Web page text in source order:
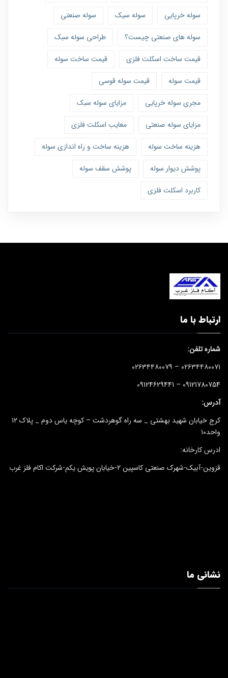
سوله خرپایی
سوله سیک
سوله صنعتی
سوله های صنعتی چیست؟
طراحی سوله سبک
قیمت ساخت اسکلت فلزی
قیمت ساخت سوله
قیمت سوله
قیمت سوله قوسی
مجری سوله خرپایی
مزایای سوله سبک
مزایای سوله صنعتی
معایب اسکلت فلزی
هزینه ساخت سوله
هزینه ساخت و راه اندازی سوله
پوشش دیوار سوله
پوشش سقف سوله
کاربرد اسکلت فلزی
ارتباط با ما
شماره تلفن:
۰۲۶۳۴۴۸۰۰۷۱ – ۰۲۶۳۴۴۸۰۰۷۹
09121780754 – 09124629441
آدرس:
کرج خیابان شهید بهشتی _ سه راه گوهردشت – کوچه یاس دوم _ پلاک ۱۲
واحد۱۰
ادرس کارخانه:
قزوین-آبیک-شهرک صنعتی کاسپین 2-خیابان پویش یکم-شرکت اکام فلز غرب
نشانی ما